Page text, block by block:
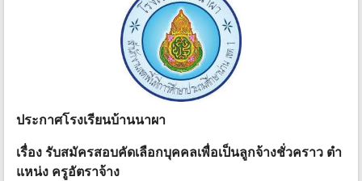
ประกาศโรงเรียนบ้านนาผา
เรื่อง รับสมัครสอบคัดเลือกบุคคลเพื่อเป็นลูกจ้างชั่วคราว ตํา
แหน่ง ครูอัตราจ้าง